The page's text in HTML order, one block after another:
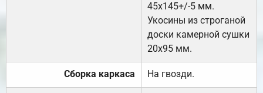
45х145+/-5 мм.
Укосины из строганой
доски камерной сушки
20х95 мм.
Сборка каркаса На гвозди.